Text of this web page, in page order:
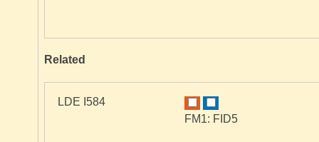
Related
LDE I584
FM1: FID5